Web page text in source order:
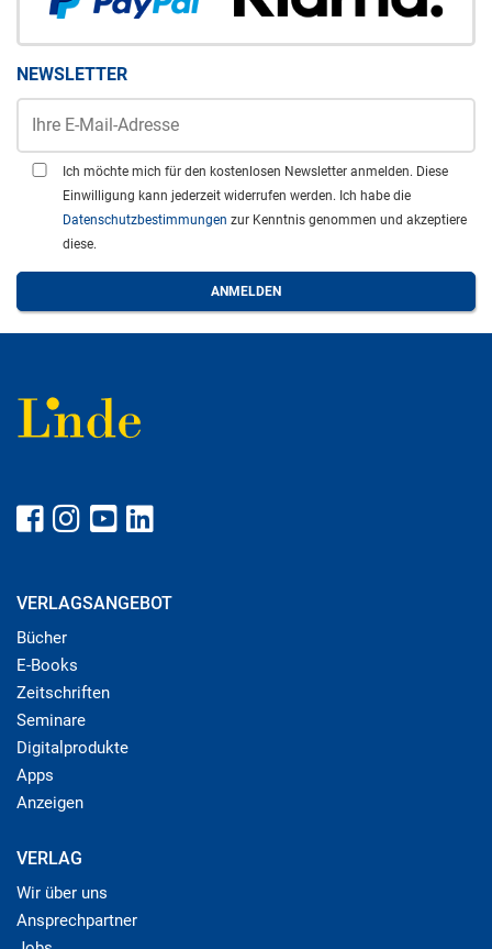
NEWSLETTER
Ich möchte mich für den kostenlosen Newsletter anmelden. Diese
Einwilligung kann jederzeit widerrufen werden. Ich habe die
Datenschutzbestimmungen zur Kenntnis genommen und akzeptiere
diese.
VERLAGSANGEBOT
Bücher
E-Books
Zeitschriften
Seminare
Digitalprodukte
Apps
Anzeigen
VERLAG
Wir über uns
Ansprechpartner